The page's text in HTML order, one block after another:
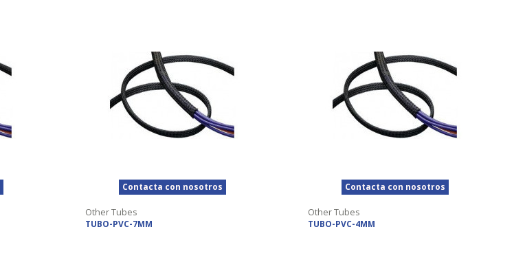
Contacta con nosotros
Other Tubes
TUBO-PVC-7MM
Contacta con nosotros
Other Tubes
TUBO-PVC-4MM